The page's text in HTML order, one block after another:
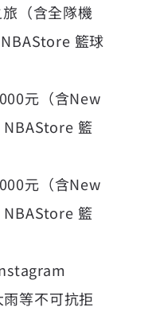
（含全隊機
籃球
元（含New
籃
元（含New
籃
等不可抗拒